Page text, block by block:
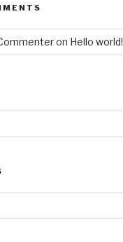
on Hello world!